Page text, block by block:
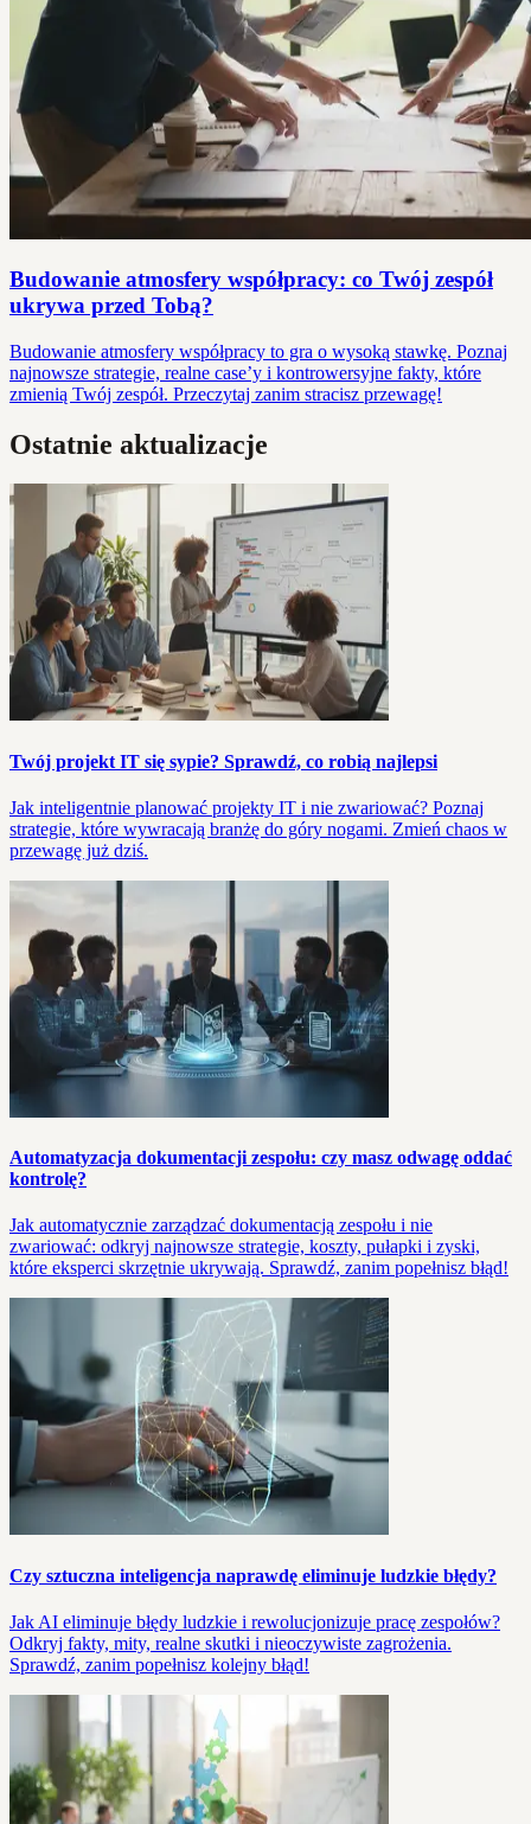
Budowanie atmosfery współpracy: co Twój zespół
ukrywa przed Tobą?
Budowanie atmosfery współpracy to gra o wysoką stawkę. Poznaj
najnowsze strategie, realne case’y i kontrowersyjne fakty, które
zmienią Twój zespół. Przeczytaj zanim stracisz przewagę!
Ostatnie aktualizacje
Twój projekt IT się sypie? Sprawdź, co robią najlepsi
Jak inteligentnie planować projekty IT i nie zwariować? Poznaj
strategie, które wywracają branżę do góry nogami. Zmień chaos w
przewagę już dziś.
Automatyzacja dokumentacji zespołu: czy masz odwagę oddać
kontrolę?
Jak automatycznie zarządzać dokumentacją zespołu i nie
zwariować: odkryj najnowsze strategie, koszty, pułapki i zyski,
które eksperci skrzętnie ukrywają. Sprawdź, zanim popełnisz błąd!
Czy sztuczna inteligencja naprawdę eliminuje ludzkie błędy?
Jak AI eliminuje błędy ludzkie i rewolucjonizuje pracę zespołów?
Odkryj fakty, mity, realne skutki i nieoczywiste zagrożenia.
Sprawdź, zanim popełnisz kolejny błąd!